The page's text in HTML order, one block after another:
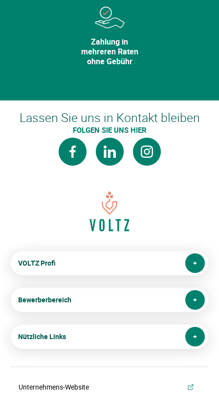
Zahlung in
mehreren Raten
ohne Gebühr
Lassen Sie uns in Kontakt bleiben
FOLGEN SIE UNS HIER
facebookverlinkt aufinstagram
VOLTZ Profi
Bewerberbereich
Nützliche Links
Unternehmens-Website